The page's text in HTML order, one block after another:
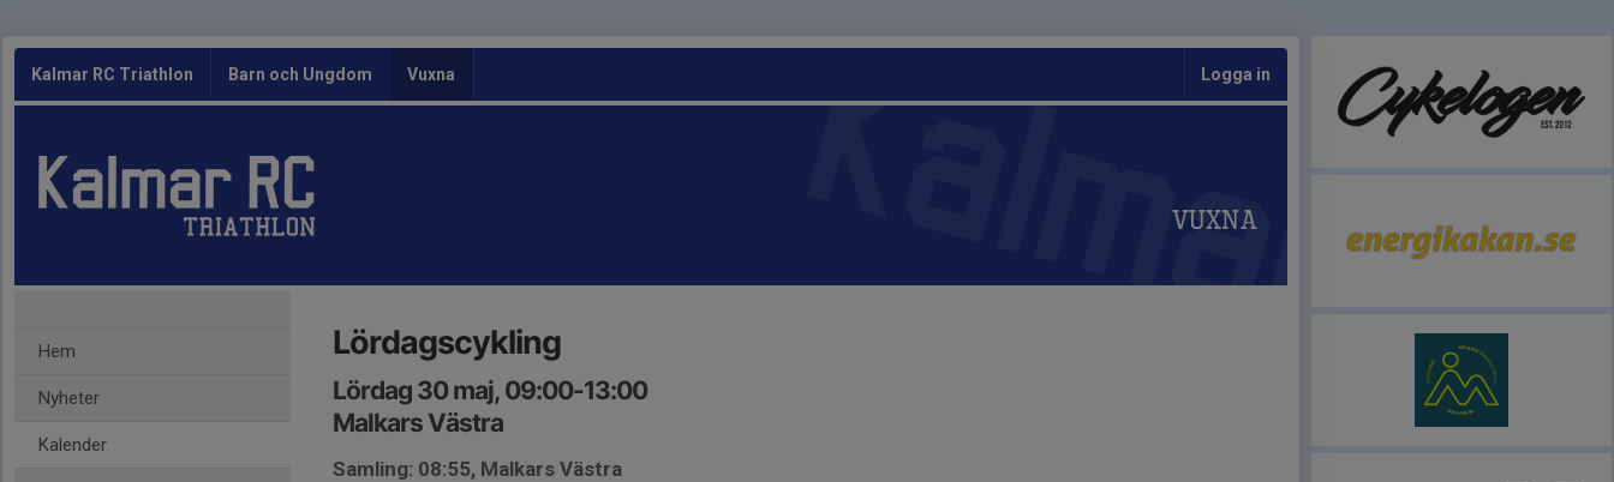
Kalmar RC Triathlon Barn och Ungdom Vuxna Logga in
Vuxna
Hem
Nyheter
Kalender
Lördagscykling
Lördag 30 maj, 09:00-13:00
Malkars Västra
Samling: 08:55, Malkars Västra